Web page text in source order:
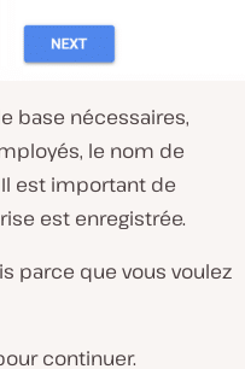
base nécessaires,
le nom de
est important de
est enregistrée.
parce que vous voulez
continuer.